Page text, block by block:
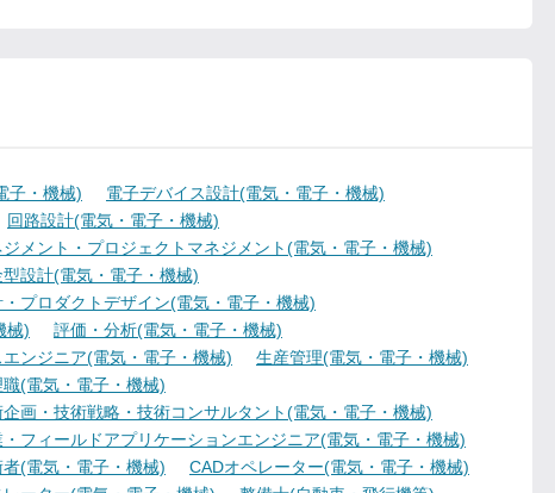
子・機械)
電子デバイス設計(電気・電子・機械)
回路設計(電気・電子・機械)
メント・プロジェクトマネジメント(電気・電子・機械)
設計(電気・電子・機械)
プロダクトデザイン(電気・電子・機械)
械)
評価・分析(電気・電子・機械)
ンジニア(電気・電子・機械)
生産管理(電気・電子・機械)
(電気・電子・機械)
企画・技術戦略・技術コンサルタント(電気・電子・機械)
フィールドアプリケーションエンジニア(電気・電子・機械)
(電気・電子・機械)
CADオペレーター(電気・電子・機械)